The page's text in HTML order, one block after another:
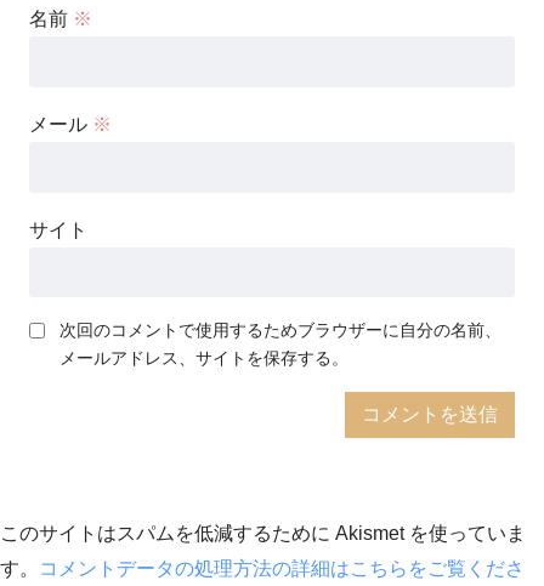
名前 ※
メール ※
サイト
次回のコメントで使用するためブラウザーに自分の名前、
メールアドレス、サイトを保存する。
このサイトはスパムを低減するために Akismet を使っていま
す。
コメントデータの処理方法の詳細はこちらをご覧くださ